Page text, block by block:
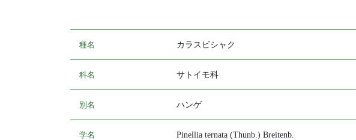
種名 カラスビシャク
科名 サトイモ科
別名 ハンゲ
学名 Pinellia ternata (Thunb.) Breitenb.